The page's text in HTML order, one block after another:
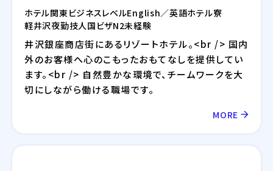
ホテル関東 ビジネスレベルEnglish／英語ホテル寮
軽井沢夜勤技人国ビザN2未経験
井沢銀座商店街にあるリゾートホテル。<br /> 国内
外のお客様へ心のこもったおもてなしを提供してい
ます。<br /> 自然豊かな環境で、チームワークを大
切にしながら働ける職場です。
MORE